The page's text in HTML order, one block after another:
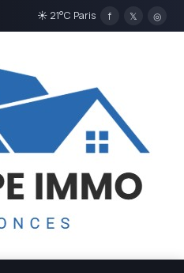
☀ 21°C Paris f 𝕏 ◎